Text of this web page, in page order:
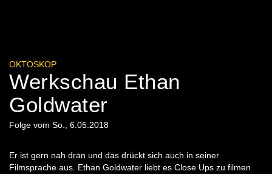
OKTOSKOP
Werkschau Ethan
Goldwater
Folge vom So., 6.05.2018
Er ist gern nah dran und das drückt sich auch in seiner
Filmsprache aus. Ethan Goldwater liebt es Close Ups zu filmen